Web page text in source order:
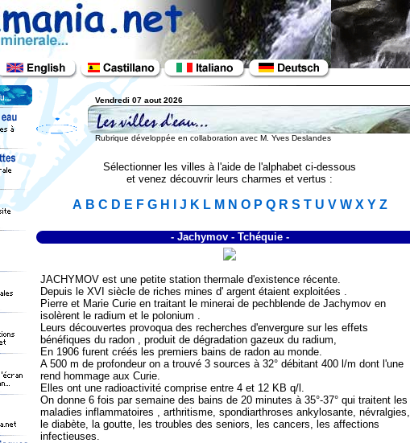
Vendredi 07 aout 2026
Rubrique développée en collaboration avec M. Yves Deslandes
Sélectionner les villes à l'aide de l'alphabet ci-dessous
et venez découvrir leurs charmes et vertus :
A B C D E F G H J K L M N O P Q R S T U V W X Y Z
- Jachymov - Tchéquie -
JACHYMOV est une petite station thermale d'existence récente.
Depuis le XVI siècle de riches mines d' argent étaient exploitées .
Pierre et Marie Curie en traitant le minerai de pechblende de Jachymov en
isolèrent le radium et le polonium .
Leurs découvertes provoqua des recherches d'envergure sur les effets
bénéfiques du radon , produit de dégradation gazeux du radium,
En 1906 furent créés les premiers bains de radon au monde.
A 500 m de profondeur on a trouvé 3 sources à 32° débitant 400 l/m dont l'une
rend hommage aux Curie.
Elles ont une radioactivité comprise entre 4 et 12 KB q/l.
On donne 6 fois par semaine des bains de 20 minutes à 35°-37° qui traitent les
maladies inflammatoires , arthritisme, spondiarthroses ankylosante, névralgies,
le diabète, la goutte, les troubles des seniors, les cancers, les affections
infectieuses.